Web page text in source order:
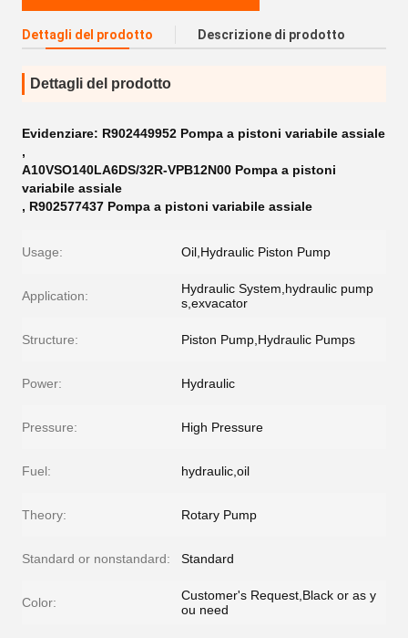
Dettagli del prodotto Descrizione di prodotto
Dettagli del prodotto
Evidenziare: R902449952 Pompa a pistoni variabile assiale
,
A10VSO140LA6DS/32R-VPB12N00 Pompa a pistoni
variabile assiale
, R902577437 Pompa a pistoni variabile assiale
Usage: Oil,Hydraulic Piston Pump
Application:
Hydraulic System,hydraulic pump
s,exvacator
Structure: Piston Pump,Hydraulic Pumps
Power: Hydraulic
Pressure: High Pressure
Fuel: hydraulic,oil
Theory: Rotary Pump
Standard or nonstandard: Standard
Color:
Customer's Request,Black or as y
ou need